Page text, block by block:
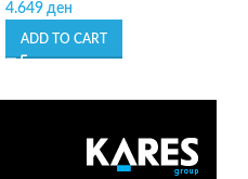
4.649 ден
ADD TO CART